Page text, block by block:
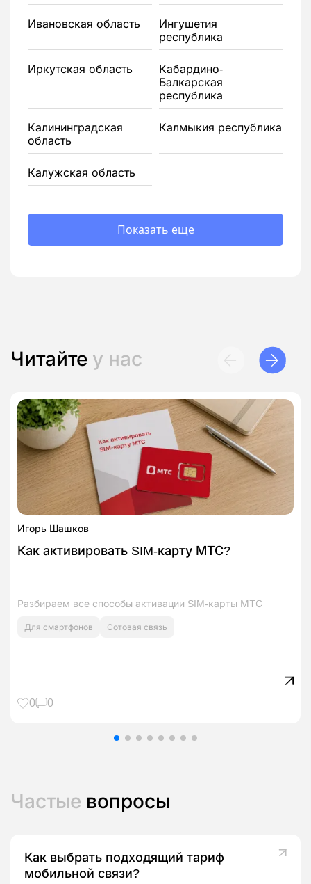
Ивановская область
Ингушетия
республика
Иркутская область
Кабардино-
Балкарская
республика
Калининградская
область
Калмыкия республика
Калужская область
Показать еще
Читайте у нас
Игорь Шашков
Как активировать SIM‑карту МТС?
Разбираем все способы активации SIM‑карты МТС
Для смартфонов Сотовая связь
0 0
Частые вопросы
Как выбрать подходящий тариф
мобильной связи?